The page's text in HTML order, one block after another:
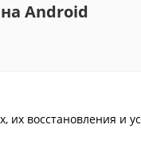
Android
восстановления и